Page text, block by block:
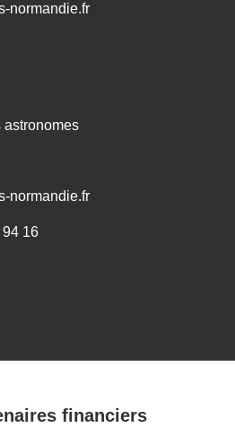
normandie.fr
astronomes
normandie.fr
16
financiers